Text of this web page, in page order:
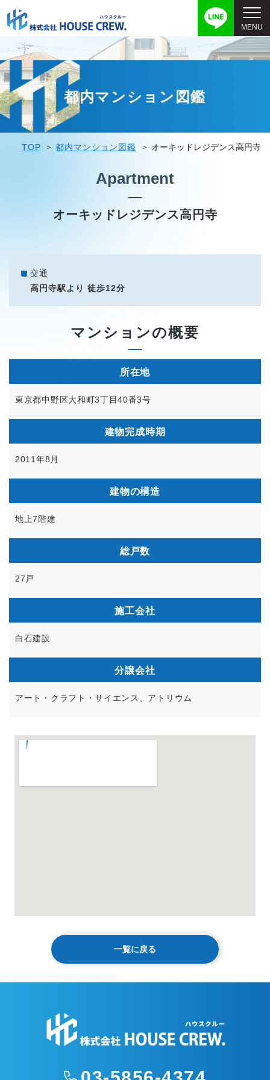
都内マンション図鑑
TOP 都内マンション図鑑 オーキッドレジデンス高円寺
Apartment
オーキッドレジデンス高円寺
交通
高円寺駅より 徒歩12分
マンションの概要
所在地
東京都中野区大和町3丁目40番3号
建物完成時期
2011年8月
建物の構造
地上7階建
総戸数
27戸
施工会社
白石建設
分譲会社
アート・クラフト・サイエンス、アトリウム
一覧に戻る